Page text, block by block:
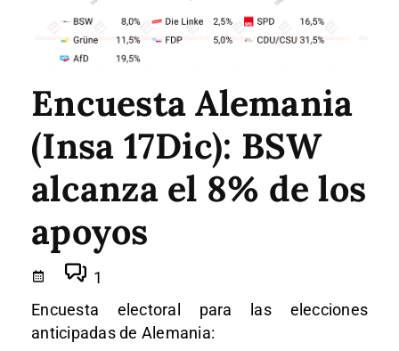
Encuesta Alemania
(Insa 17Dic): BSW
alcanza el 8% de los
apoyos
1
Encuesta electoral para las elecciones
anticipadas de Alemania: